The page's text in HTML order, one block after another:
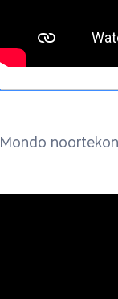
Mondo